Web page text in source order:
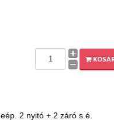
2 nyitó + 2 záró s.é.